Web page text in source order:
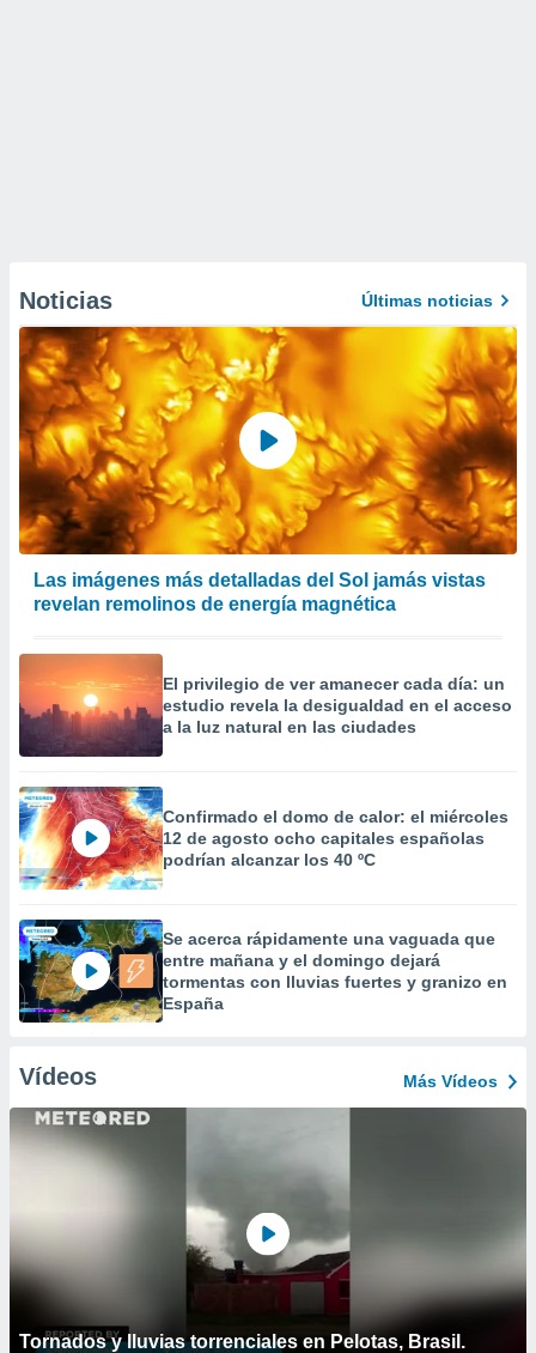
Noticias Últimas noticias
Las imágenes más detalladas del Sol jamás vistas
revelan remolinos de energía magnética
El privilegio de ver amanecer cada día: un
estudio revela la desigualdad en el acceso
a la luz natural en las ciudades
Confirmado el domo de calor: el miércoles
12 de agosto ocho capitales españolas
podrían alcanzar los 40 ºC
Se acerca rápidamente una vaguada que
entre mañana y el domingo dejará
tormentas con lluvias fuertes y granizo en
España
Vídeos Más Vídeos
Tornados y lluvias torrenciales en Pelotas, Brasil.